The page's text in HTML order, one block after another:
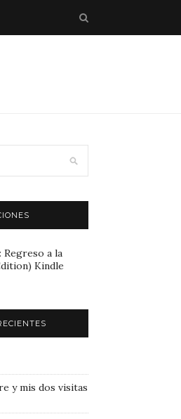
Regreso a la
Kindle
y mis dos visitas